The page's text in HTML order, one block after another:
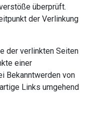
überprüft.
der Verlinkung
der verlinkten Seiten
einer
Bekanntwerden von
Links umgehend